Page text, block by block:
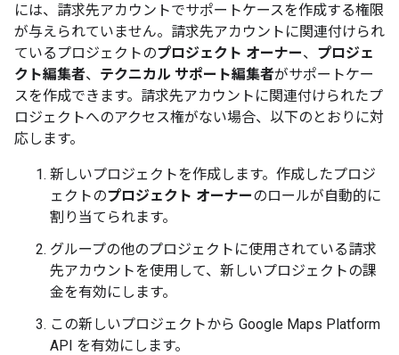
には、請求先アカウントでサポートケースを作成する権限
が与えられていません。請求先アカウントに関連付けられ
ているプロジェクトのプロジェクト オーナー、 プロジェ
クト編集者、 テクニカル サポート編集者がサポートケー
スを作成できます。請求先アカウントに関連付けられたプ
ロジェクトへのアクセス権がない場合、以下のとおりに対
応します。
新しいプロジェクトを作成します。作成したプロジ
ェクトのプロジェクト オーナーのロールが自動的に
割り当てられます。
グループの他のプロジェクトに使用されている請求
先アカウントを使用して、新しいプロジェクトの課
金を有効にします。
この新しいプロジェクトから Google Maps Platform
API を有効にします。